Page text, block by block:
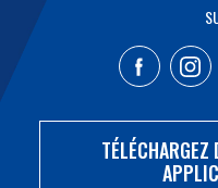
TÉLÉCHARGEZ